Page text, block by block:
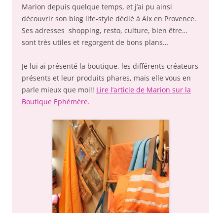
Marion depuis quelque temps, et j’ai pu ainsi
découvrir son blog life-style dédié à Aix en Provence.
Ses adresses shopping, resto, culture, bien être…
sont très utiles et regorgent de bons plans…
Je lui ai présenté la boutique, les différents créateurs
présents et leur produits phares, mais elle vous en
parle mieux que moi!! Lire l’article de Marion sur la
Boutique Ephémère.